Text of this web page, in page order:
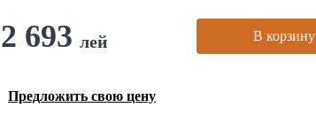
2 693 лей В корзину
Предложить свою цену